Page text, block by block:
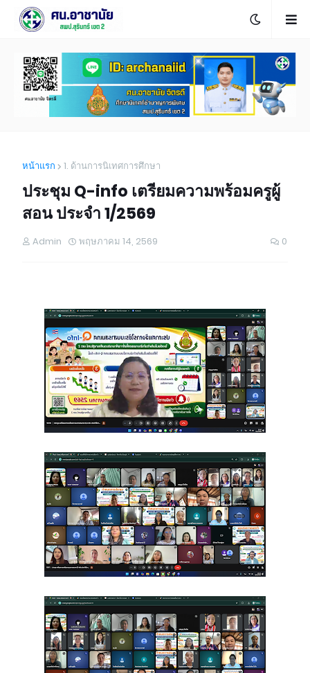
หน้าแรก 1. ด้านการนิเทศการศึกษา
ประชุม Q-info เตรียมความพร้อมครูผู้
สอน ประจำ 1/2569
Admin พฤษภาคม 14, 2569 0